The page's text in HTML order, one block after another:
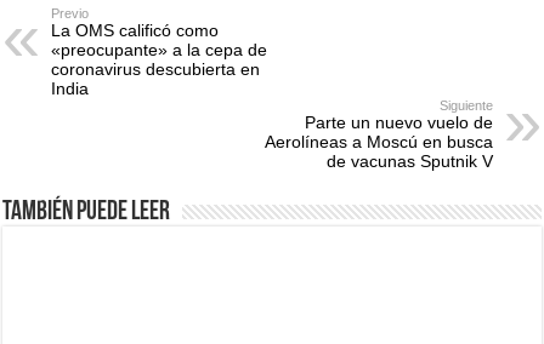
Previo
La OMS calificó como
«preocupante» a la cepa de
coronavirus descubierta en
India
Siguiente
Parte un nuevo vuelo de
Aerolíneas a Moscú en busca
de vacunas Sputnik V
También puede leer